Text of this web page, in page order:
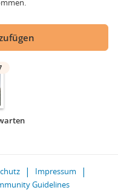
Impressum
Guidelines